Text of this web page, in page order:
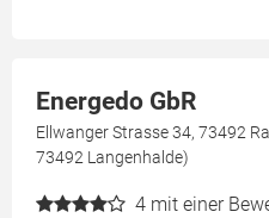
Energedo GbR
Ellwanger Strasse 34, 73492
73492 Langenhalde)
4 mit einer